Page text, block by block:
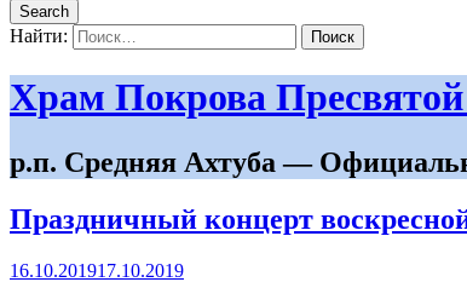
Search
Найти:
Храм Покрова
р.п. Средняя Ахтуба —
Праздничный концерт
16.10.201917.10.2019